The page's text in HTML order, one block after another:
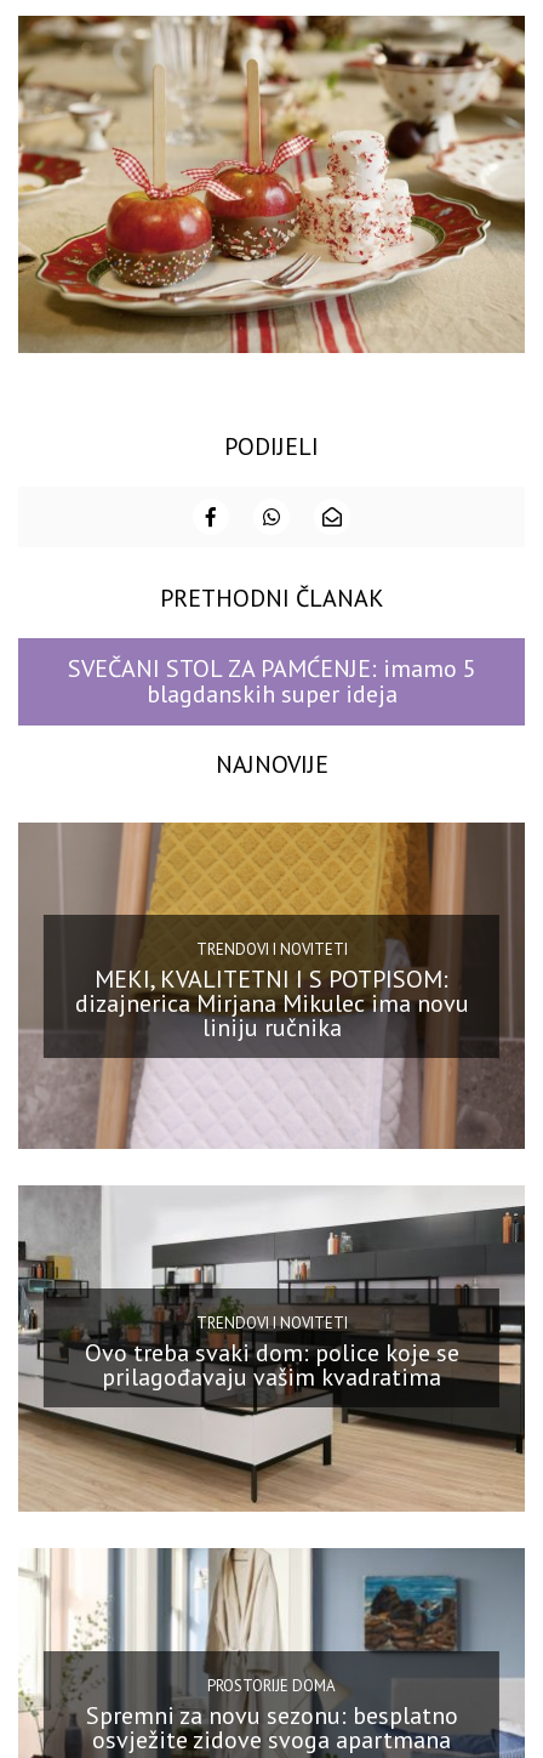
PODIJELI
PRETHODNI ČLANAK
SVEČANI STOL ZA PAMĆENJE: imamo 5
blagdanskih super ideja
NAJNOVIJE
TRENDOVI I NOVITETI
MEKI, KVALITETNI I S POTPISOM:
dizajnerica Mirjana Mikulec ima novu
liniju ručnika
TRENDOVI I NOVITETI
Ovo treba svaki dom: police koje se
prilagođavaju vašim kvadratima
PROSTORIJE DOMA
Spremni za novu sezonu: besplatno
osvježite zidove svoga apartmana